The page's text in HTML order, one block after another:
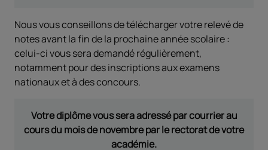
Nous vous conseillons de télécharger votre relevé de
notes avant la fin de la prochaine année scolaire :
celui-ci vous sera demandé régulièrement,
notamment pour des inscriptions aux examens
nationaux et à des concours.
Votre diplôme vous sera adressé par courrier au
cours du mois de novembre par le rectorat de votre
académie.